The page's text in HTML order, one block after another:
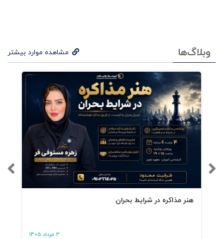
تأکید کرده‌ام که قیمت را شرکت تعیین
می‌کند نه بازار. ساختار کتاب قیمت‌گذاری
کتاب پیش رو، حاوی 15 فصل است با
رویکرد بین‌رشته‌ای. تمایز این کتاب با
سایر کتابهایی که در حوزه‌ی قیمت‌گذاری
چاپ و انتشار یافته‌اند، نیز در همین
رویکرد است یعنی بین‌رشته‌ا ی، و هم با
نگرش بازار ایران که قرار است به یاری
بازاریابی بیاید. از همه مهمتر آنکه قرار
وبلاگ‌ها مشاهده موارد بیشتر
هنر مذاکره در شرایط بحران
3 مرداد 1405